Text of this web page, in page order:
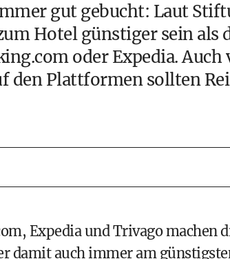
gut gebucht: Laut
Hotel günstiger sein als
oder Expedia.
den Plattformen sollten
Expedia und Trivago machen
damit auch immer am